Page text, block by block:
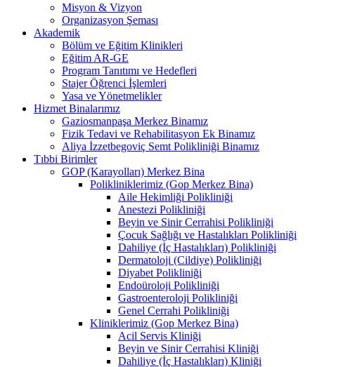
Misyon & Vizyon
Organizasyon Şeması
Akademik
Bölüm ve Eğitim Klinikleri
Eğitim AR-GE
Program Tanıtımı ve Hedefleri
Stajer Öğrenci İşlemleri
Yasa ve Yönetmelikler
Hizmet Binalarımız
Gaziosmanpaşa Merkez Binamız
Fizik Tedavi ve Rehabilitasyon Ek Binamız
Aliya İzzetbegoviç Semt Polikliniği Binamız
Tıbbi Birimler
GOP (Karayolları) Merkez Bina
Polikliniklerimiz (Gop Merkez Bina)
Aile Hekimliği Polikliniği
Anestezi Polikliniği
Beyin ve Sinir Cerrahisi Polikliniği
Çocuk Sağlığı ve Hastalıkları Polikliniği
Dahiliye (İç Hastalıkları) Polikliniği
Dermatoloji (Cildiye) Polikliniği
Diyabet Polikliniği
Endoüroloji Polikliniği
Gastroenteroloji Polikliniği
Genel Cerrahi Polikliniği
Kliniklerimiz (Gop Merkez Bina)
Acil Servis Kliniği
Beyin ve Sinir Cerrahisi Kliniği
Dahiliye (İç Hastalıkları) Kliniği